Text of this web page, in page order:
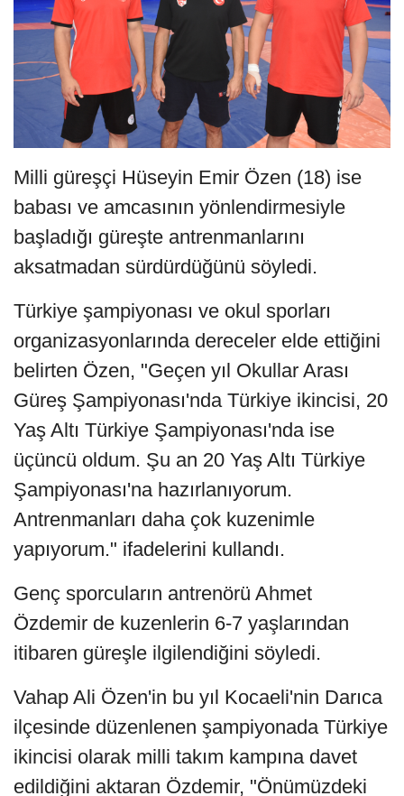
Milli güreşçi Hüseyin Emir Özen (18) ise
babası ve amcasının yönlendirmesiyle
başladığı güreşte antrenmanlarını
aksatmadan sürdürdüğünü söyledi.
Türkiye şampiyonası ve okul sporları
organizasyonlarında dereceler elde ettiğini
belirten Özen, "Geçen yıl Okullar Arası
Güreş Şampiyonası'nda Türkiye ikincisi, 20
Yaş Altı Türkiye Şampiyonası'nda ise
üçüncü oldum. Şu an 20 Yaş Altı Türkiye
Şampiyonası'na hazırlanıyorum.
Antrenmanları daha çok kuzenimle
yapıyorum." ifadelerini kullandı.
Genç sporcuların antrenörü Ahmet
Özdemir de kuzenlerin 6-7 yaşlarından
itibaren güreşle ilgilendiğini söyledi.
Vahap Ali Özen'in bu yıl Kocaeli'nin Darıca
ilçesinde düzenlenen şampiyonada Türkiye
ikincisi olarak milli takım kampına davet
edildiğini aktaran Özdemir, "Önümüzdeki